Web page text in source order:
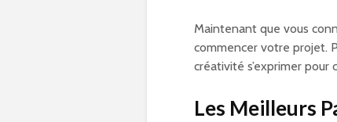
Maintenant que vous
commencer votre projet.
créativité s’exprimer
Les Meilleurs